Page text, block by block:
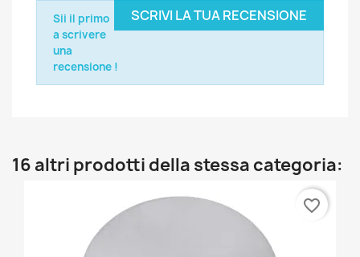
SCRIVI LA TUA RECENSIONE
Sii il primo
a scrivere
una
recensione !
16 altri prodotti della stessa categoria:
favorite_border